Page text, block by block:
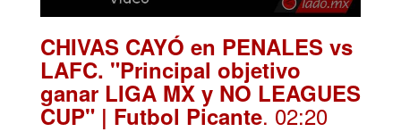
CHIVAS CAYÓ en PENALES vs
LAFC. "Principal objetivo
ganar LIGA MX y NO LEAGUES
CUP" | Futbol Picante. 02:20